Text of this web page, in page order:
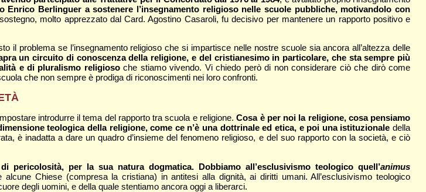
Enrico Berlinguer a sostenere l’insegnamento religioso nelle scuole pubbliche, motivandolo con
molto apprezzato dal Card. Agostino Casaroli, fu decisivo per mantenere un rapporto positivo e
il problema se l’insegnamento religioso che si impartisce nelle nostre scuole sia ancora all’altezza delle
un circuito di conoscenza della religione, e del cristianesimo in particolare, che sta sempre più
e di pluralismo religiosoche stiamo vivendo. Vi chiedo però di non considerare ciò che dirò come
che non sempre è prodiga di riconoscimenti nei loro confronti.
introdurre il tema del rapporto tra scuola e religione.Cosa è per noi la religione, cosa pensiamo
teologica della religione, come ce n’è una dottrinale ed etica, e poi una istituzionale della
è inadatta a dare un quadro d’insieme del fenomeno religioso, e del suo rapporto con la società, e ciò
per la sua natura dogmatica. Dobbiamo all’esclusivismo teologico quell’animus
Chiese (compresa la cristiana) in antitesi alla dignità, ai diritti umani. All’esclusivismo teologico
degli uomini, e della quale stentiamo ancora oggi a liberarci.